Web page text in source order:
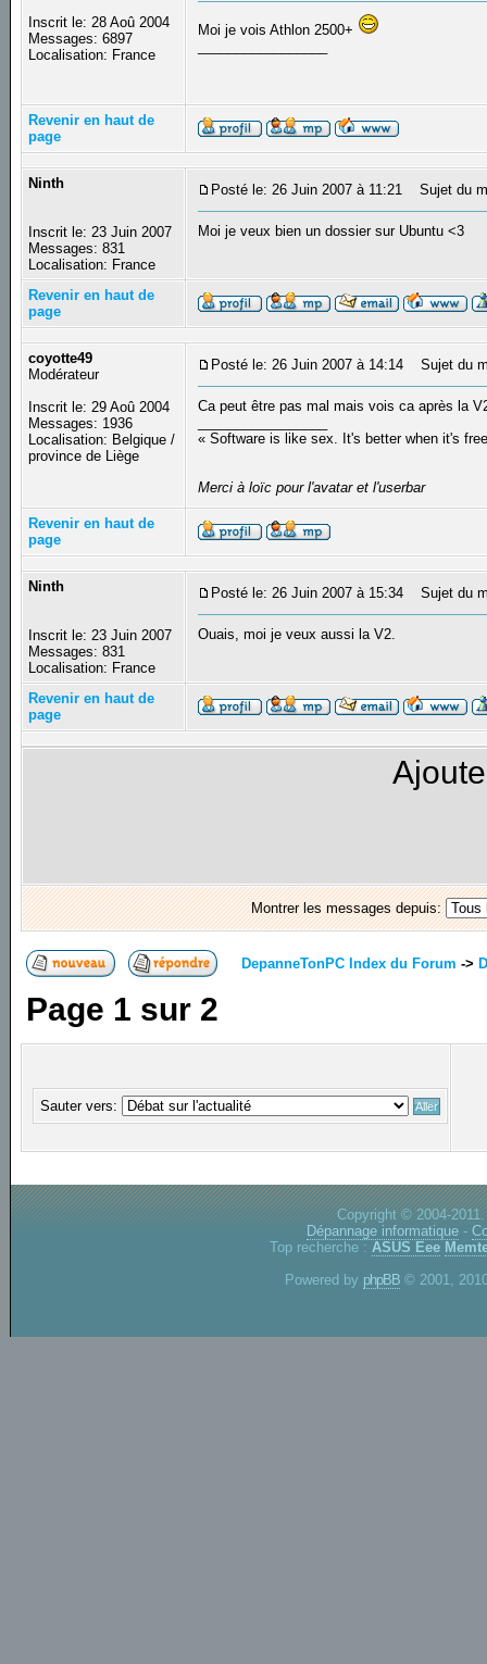
Inscrit le: 28 Aoû 2004
Messages: 6897
Localisation: France
Moi je vois Athlon 2500+
Revenir en haut de
page
Ninth
Inscrit le: 23 Juin 2007
Messages: 831
Localisation: France
Posté le: 26 Juin 2007 à 11:21 Sujet du
Moi je veux bien un dossier sur Ubuntu <3
Revenir en haut de
page
coyotte49
Modérateur
Inscrit le: 29 Aoû 2004
Messages: 1936
Localisation: Belgique /
province de Liège
Posté le: 26 Juin 2007 à 14:14 Sujet du
Ca peut être pas mal mais vois ca après la
« Software is like sex. It's better when it's
Merci à loïc pour l'avatar et l'userbar
Revenir en haut de
page
Ninth
Inscrit le: 23 Juin 2007
Messages: 831
Localisation: France
Posté le: 26 Juin 2007 à 15:34 Sujet du
Ouais, moi je veux aussi la V2.
Revenir en haut de
page
Montrer les messages depuis:
DepanneTonPC Index du Forum ->
Page 1 sur 2
Sauter vers:
Copyright © 2004-
Dépannage informatique -
Top recherche : ASUS Eee
Powered by phpBB © 2001,